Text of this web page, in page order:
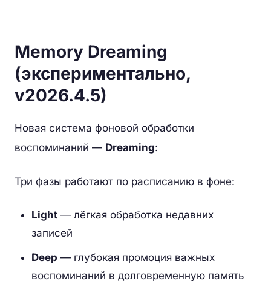
Memory Dreaming
(экспериментально,
v2026.4.5)
Новая система фоновой обработки
воспоминаний — Dreaming:
Три фазы работают по расписанию в фоне:
Light — лёгкая обработка недавних
записей
Deep — глубокая промоция важных
воспоминаний в долговременную память